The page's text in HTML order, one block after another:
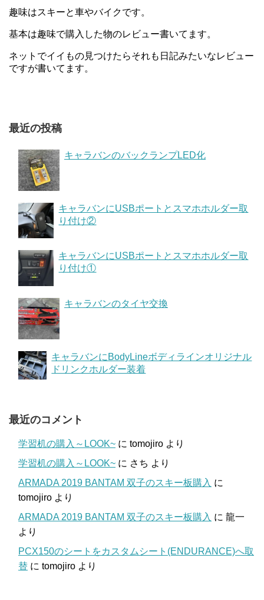
趣味はスキーと車やバイクです。
基本は趣味で購入した物のレビュー書いてます。
ネットでイイもの見つけたらそれも日記みたいなレビュー
ですが書いてます。
最近の投稿
キャラバンのバックランプLED化
キャラバンにUSBポートとスマホホルダー取
り付け②
キャラバンにUSBポートとスマホホルダー取
り付け①
キャラバンのタイヤ交換
キャラバンにBodyLineボディラインオリジナル
ドリンクホルダー装着
最近のコメント
学習机の購入～LOOK~ に tomojiro より
学習机の購入～LOOK~ に さち より
ARMADA 2019 BANTAM 双子のスキー板購入 に
tomojiro より
ARMADA 2019 BANTAM 双子のスキー板購入 に 龍一
より
PCX150のシートをカスタムシート(ENDURANCE)へ取
替 に tomojiro より